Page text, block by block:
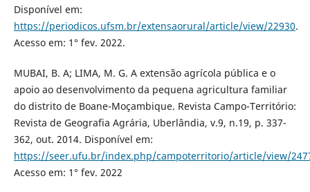
Disponível em:
https://periodicos.ufsm.br/extensaorural/article/view/22930.
Acesso em: 1° fev. 2022.
MUBAI, B. A; LIMA, M. G. A extensão agrícola pública e o
apoio ao desenvolvimento da pequena agricultura familiar
do distrito de Boane-Moçambique. Revista Campo-Território:
Revista de Geografia Agrária, Uberlândia, v.9, n.19, p. 337-
362, out. 2014. Disponível em:
https://seer.ufu.br/index.php/campoterritorio/article/view/
Acesso em: 1° fev. 2022